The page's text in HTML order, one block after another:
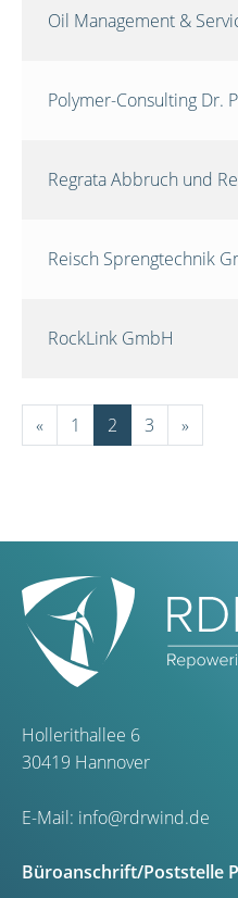
Oil Management &
Polymer-Consulting Dr.
Regrata Abbruch und
Reisch Sprengtechnik
RockLink GmbH
« 1 2 3 »
Hollerithallee 6
30419 Hannover
E-Mail: info@rdrwind.de
Büroanschrift/Poststelle